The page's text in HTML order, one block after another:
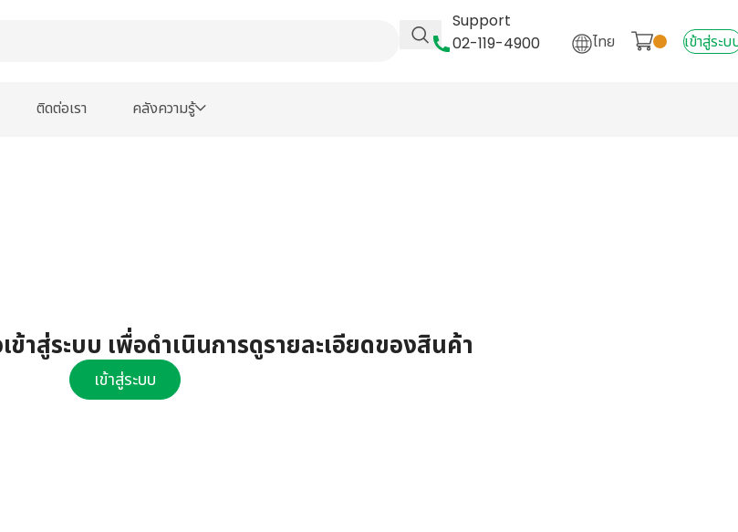
Support
02-119-4900
ไทย เข้าสู่ระบ
ติดต่อเรา คลังความรู้
าสู่ระบบ เพื่อดำเนินการดูรายละเอียดของสินค้า
เข้าสู่ระบบ